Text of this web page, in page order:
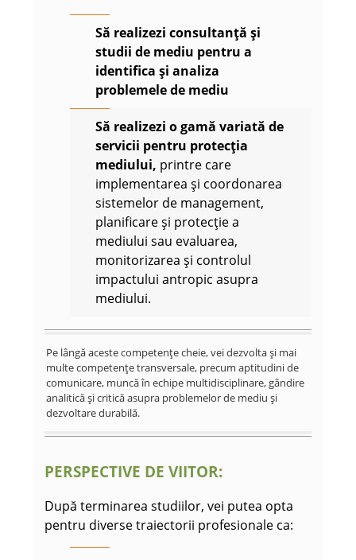
Să realizezi consultanță și
studii de mediu pentru a
identifica și analiza
problemele de mediu
Să realizezi o gamă variată de
servicii pentru protecția
mediului, printre care
implementarea și coordonarea
sistemelor de management,
planificare și protecție a
mediului sau evaluarea,
monitorizarea și controlul
impactului antropic asupra
mediului.
Pe lângă aceste competențe cheie, vei dezvolta și mai
multe competențe transversale, precum aptitudini de
comunicare, muncă în echipe multidisciplinare, gândire
analitică și critică asupra problemelor de mediu și
dezvoltare durabilă.
PERSPECTIVE DE VIITOR:
După terminarea studiilor, vei putea opta
pentru diverse traiectorii profesionale ca: